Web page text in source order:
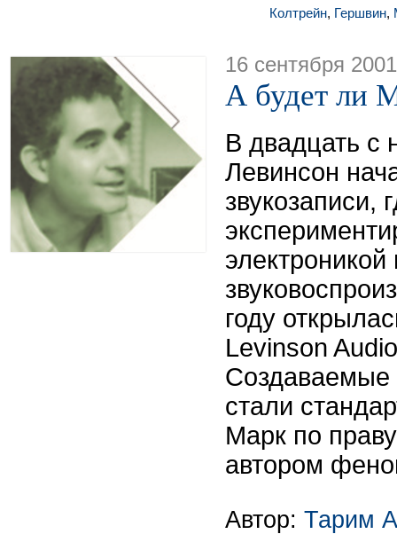
Колтрейн, Гершвин,
16 сентября 2001
А будет ли
В двадцать с
Левинсон
звукозаписи,
электроникой
году
Levinson
Создаваемые
стали
Марк по
автором
Автор: Тарим